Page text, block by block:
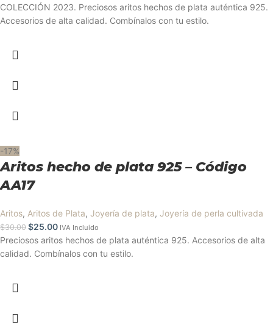
COLECCIÓN 2023. Preciosos aritos hechos de plata auténtica 925.
Accesorios de alta calidad. Combínalos con tu estilo.
-17%
Aritos hecho de plata 925 – Código
AA17
Aritos, Aritos de Plata, Joyería de plata, Joyería de perla cultivada
$30.00 $25.00 IVA Incluido
Preciosos aritos hechos de plata auténtica 925. Accesorios de alta
calidad. Combínalos con tu estilo.